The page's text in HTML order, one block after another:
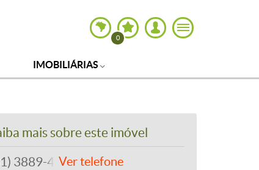
0
IMOBILIÁRIAS
mais sobre este imóvel
3889-4765Ver telefone